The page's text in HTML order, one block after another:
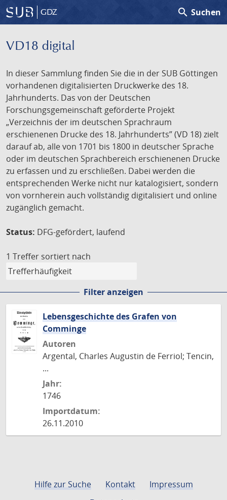
GDZ search Suchen
VD18 digital
In dieser Sammlung finden Sie die in der SUB Göttingen
vorhandenen digitalisierten Druckwerke des 18.
Jahrhunderts. Das von der Deutschen
Forschungsgemeinschaft geförderte Projekt
„Verzeichnis der im deutschen Sprachraum
erschienenen Drucke des 18. Jahrhunderts” (VD 18) zielt
darauf ab, alle von 1701 bis 1800 in deutscher Sprache
oder im deutschen Sprachbereich erschienenen Drucke
zu erfassen und zu erschließen. Dabei werden die
entsprechenden Werke nicht nur katalogisiert, sondern
von vornherein auch vollständig digitalisiert und online
zugänglich gemacht.
Status: DFG-gefördert, laufend
1 Treffer sortiert nach
Filter anzeigen
Lebensgeschichte des Grafen von
Comminge
Autoren
Argental, Charles Augustin de Ferriol; Tencin,
...
Jahr:
1746
Importdatum:
26.11.2010
Hilfe zur Suche Kontakt
Impressum